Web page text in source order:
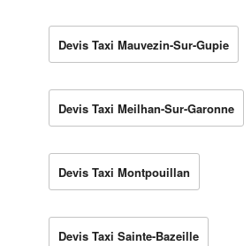
Devis Taxi Mauvezin-Sur-Gupie
Devis Taxi Meilhan-Sur-Garonne
Devis Taxi Montpouillan
Devis Taxi Sainte-Bazeille